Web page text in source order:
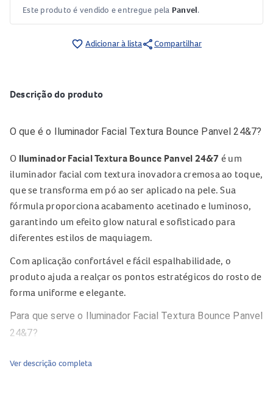
Este produto é vendido e entregue pela Panvel.
favorite_border Adicionar à listashareCompartilhar
Descrição do produto
O que é o Iluminador Facial Textura Bounce Panvel 24&7?
O Iluminador Facial Textura Bounce Panvel 24&7 é um
iluminador facial com textura inovadora cremosa ao toque,
que se transforma em pó ao ser aplicado na pele. Sua
fórmula proporciona acabamento acetinado e luminoso,
garantindo um efeito glow natural e sofisticado para
diferentes estilos de maquiagem.
Com aplicação confortável e fácil espalhabilidade, o
produto ajuda a realçar os pontos estratégicos do rosto de
forma uniforme e elegante.
Para que serve o Iluminador Facial Textura Bounce Panvel
24&7?
OIluminador Facial Textura Bounce Panvel 24&7
Ver descrição completa